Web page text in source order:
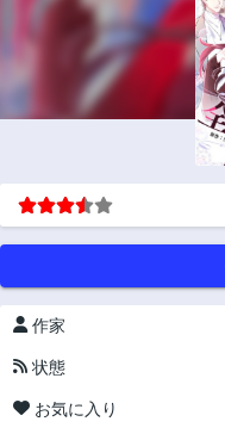
作家
状態
お気に入り